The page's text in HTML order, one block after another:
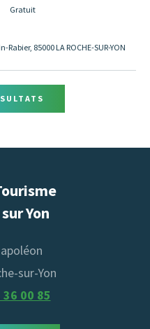
Gratuit
85000 LA ROCHE-SUR-YON
Yon
sur-Yon
00 85